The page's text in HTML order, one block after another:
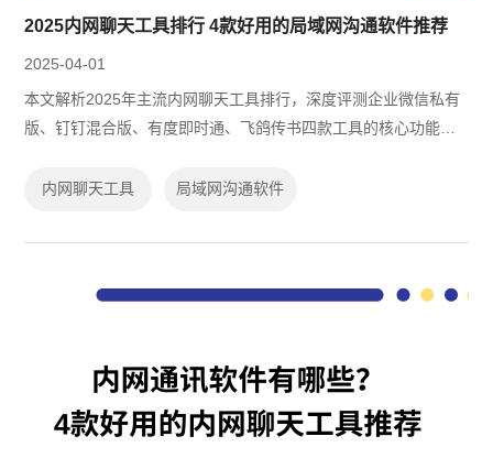
2025内网聊天工具排行 4款好用的局域网沟通软件推荐
2025-04-01
本文解析2025年主流内网聊天工具排行，深度评测企业微信私有
版、钉钉混合版、有度即时通、飞鸽传书四款工具的核心功能与
供开源与免费方案选型建议，助力企...
内网聊天工具 局域网沟通软件